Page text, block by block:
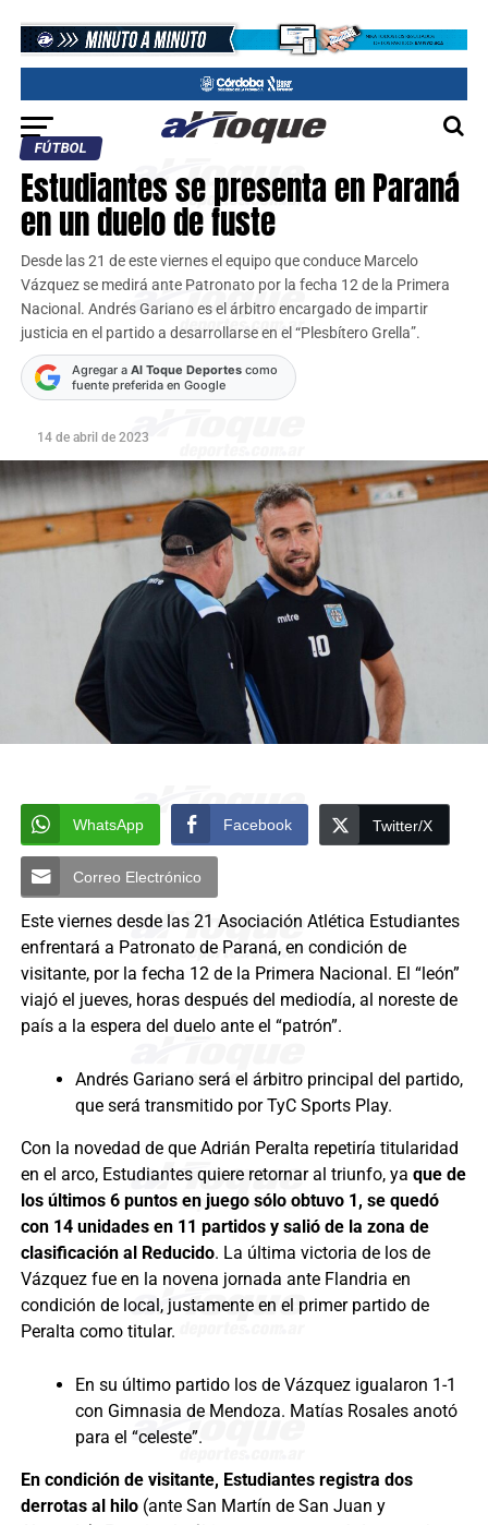
FÚTBOL
Estudiantes se presenta en Paraná
en un duelo de fuste
Desde las 21 de este viernes el equipo que conduce Marcelo
Vázquez se medirá ante Patronato por la fecha 12 de la Primera
Nacional. Andrés Gariano es el árbitro encargado de impartir
justicia en el partido a desarrollarse en el “Plesbítero Grella”.
Agregar a Al Toque Deportescomo
fuente preferida en Google
14 de abril de 2023
WhatsApp Facebook Twitter/X
Correo Electrónico
Este viernes desde las 21 Asociación Atlética Estudiantes
enfrentará a Patronato de Paraná, en condición de
visitante, por la fecha 12 de la Primera Nacional. El “león”
viajó el jueves, horas después del mediodía, al noreste de
país a la espera del duelo ante el “patrón”.
Andrés Gariano será el árbitro principal del partido,
que será transmitido por TyC Sports Play.
Con la novedad de que Adrián Peralta repetiría titularidad
en el arco, Estudiantes quiere retornar al triunfo, ya que de
los últimos 6 puntos en juego sólo obtuvo 1, se quedó
con 14 unidades en 11 partidos y salió de la zona de
clasificación al Reducido. La última victoria de los de
Vázquez fue en la novena jornada ante Flandria en
condición de local, justamente en el primer partido de
Peralta como titular.
En su último partido los de Vázquez igualaron 1-1
con Gimnasia de Mendoza. Matías Rosales anotó
para el “celeste”.
En condición de visitante, Estudiantes registra dos
derrotas al hilo(ante San Martín de San Juan y